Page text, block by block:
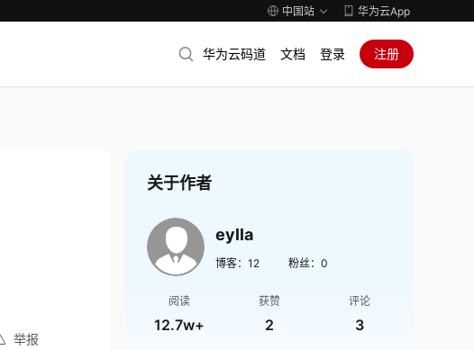
中国站 华为云App
华为云码道 文档 登录 注册
举报
关于作者
eylla
博客： 12 粉丝： 0
阅读
12.7w+
获赞
2
评论
3